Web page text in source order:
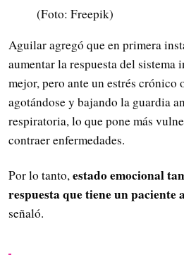
(Foto: Freepik)
Aguilar agregó que en primera
aumentar la respuesta del sistema
mejor, pero ante un estrés crónico
agotándose y bajando la guardia
respiratoria, lo que pone más
contraer enfermedades.
Por lo tanto,estado emocional
respuesta que tiene un paciente
señaló.